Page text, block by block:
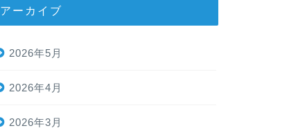
アーカイブ
2026年5月
2026年4月
2026年3月